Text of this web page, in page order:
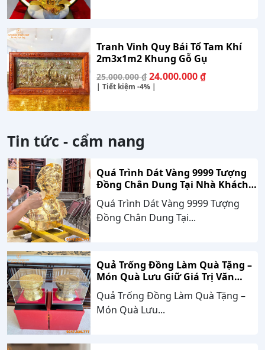
Tranh Vinh Quy Bái Tổ Tam Khí
2m3x1m2 Khung Gỗ Gụ
25.000.000₫Giá
gốc
24.000.000₫Giá
| Tiết kiệm-4% |
Tin tức - cẩm nang
Quá Trình Dát Vàng 9999 Tượng
Đồng Chân Dung Tại Nhà Khách
Hàng Nghệ An
Quá Trình Dát Vàng 9999 Tượng
Đồng Chân Dung Tại...
Quả Trống Đồng Làm Quà Tặng –
Món Quà Lưu Giữ Giá Trị Văn
Hóa, Gắn Kết Thành Công
Quả Trống Đồng Làm Quà Tặng –
Món Quà Lưu...